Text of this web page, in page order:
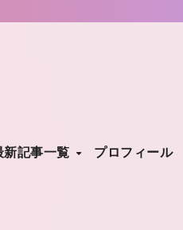
新記事一覧 プロフィール